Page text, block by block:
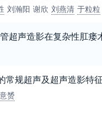
刘瀚阳 谢欣 刘燕清 于粒粒
超声造影在复杂性肛瘘
常规超声及超声造影特
赟